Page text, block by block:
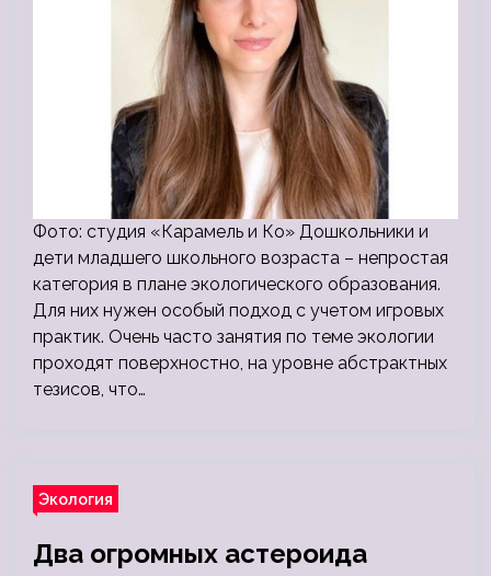
Фото: студия «Карамель и Ко» Дошкольники и
дети младшего школьного возраста – непростая
категория в плане экологического образования.
Для них нужен особый подход с учетом игровых
практик. Очень часто занятия по теме экологии
проходят поверхностно, на уровне абстрактных
тезисов, что…
Экология
Два огромных астероида